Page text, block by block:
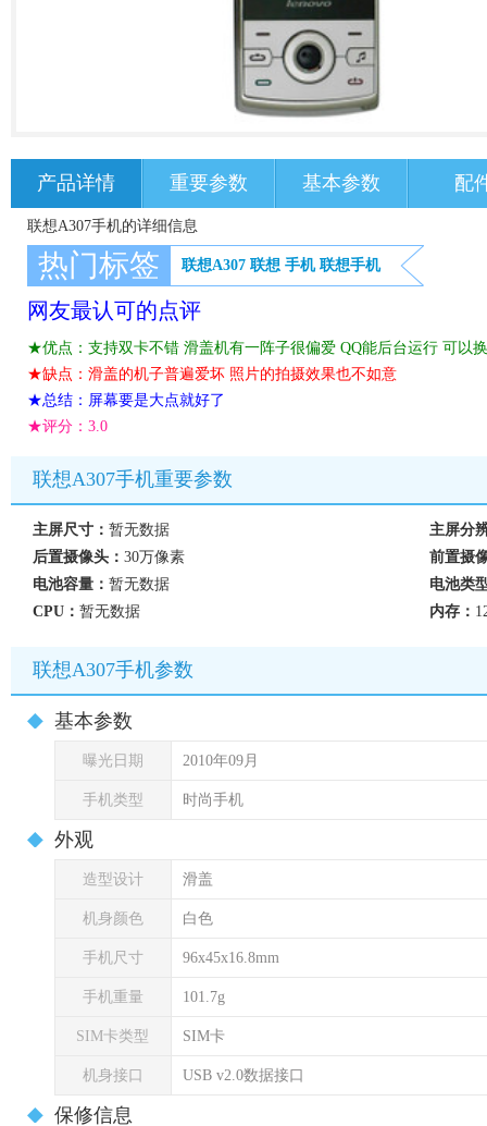
产品详情 重要参数 基本参数 配
联想A307手机的详细信息
热门标签 联想A307 联想 手机 联想手机
网友最认可的点评
★优点：支持双卡不错 滑盖机有一阵子很偏爱 QQ能后台运行 可以
★缺点：滑盖的机子普遍爱坏 照片的拍摄效果也不如意
★总结：屏幕要是大点就好了
★评分： 3.0
联想A307手机重要参数
主屏尺寸： 暂无数据
主屏分
后置摄像头： 30万像素
前置摄
电池容量： 暂无数据
电池类
CPU： 暂无数据 内存：
联想A307手机参数
基本参数
曝光日期 2010年09月
手机类型 时尚手机
外观
造型设计 滑盖
机身颜色 白色
手机尺寸 96x45x16.8mm
手机重量 101.7g
SIM卡类型 SIM卡
机身接口 USB v2.0数据接口
保修信息